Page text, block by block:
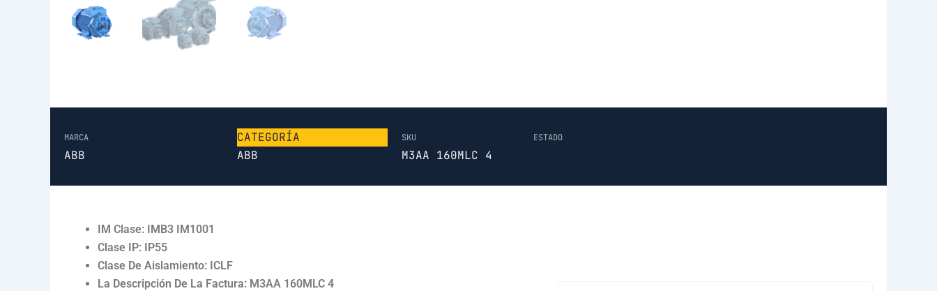
MARCA
ABB
CATEGORÍA
ABB
SKU
M3AA 160MLC 4
ESTADO
IM Clase: IMB3 IM1001
Clase IP: IP55
Clase De Aislamiento: ICLF
La Descripción De La Factura: M3AA 160MLC 4